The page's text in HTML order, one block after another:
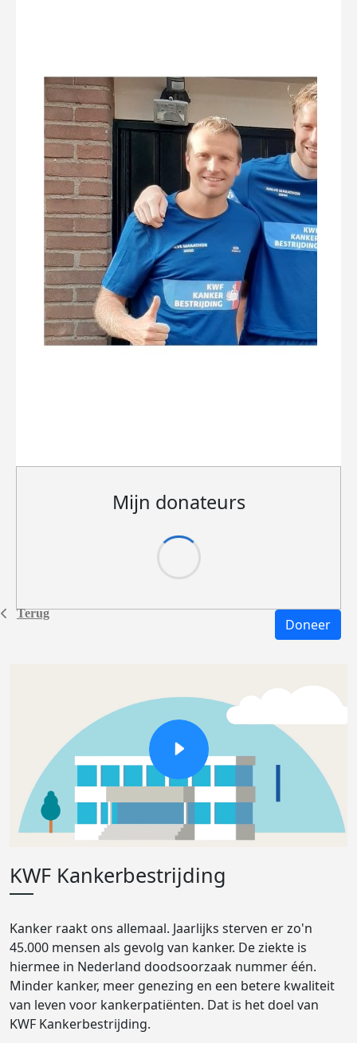
Terug
Mijn donateurs
Doneer
KWF Kankerbestrijding
Kanker raakt ons allemaal. Jaarlijks sterven er zo'n
45.000 mensen als gevolg van kanker. De ziekte is
hiermee in Nederland doodsoorzaak nummer één.
Minder kanker, meer genezing en een betere kwaliteit
van leven voor kankerpatiënten. Dat is het doel van
KWF Kankerbestrijding.